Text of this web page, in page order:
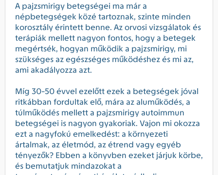
A pajzsmirigy betegségei ma már a
népbetegségek közé tartoznak, szinte minden
korosztály érintett benne. Az orvosi vizsgálatok és
terápiák mellett nagyon fontos, hogy a betegek
megértsék, hogyan működik a pajzsmirigy, mi
szükséges az egészséges működéshez és mi az,
ami akadályozza azt.
Míg 30-50 évvel ezelőtt ezek a betegségek jóval
ritkábban fordultak elő, mára az aluműködés, a
túlműködés mellett a pajzsmirigy autoimmun
betegségei is nagyon gyakoriak. Vajon mi okozza
ezt a nagyfokú emelkedést: a környezeti
ártalmak, az életmód, az étrend vagy egyéb
tényezők? Ebben a könyvben ezeket járjuk körbe,
és bemutatjuk mindazokat a